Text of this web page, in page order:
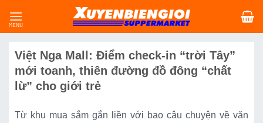
content
Việt Nga Mall: Điểm check-in “trời Tây”
mới toanh, thiên đường đồ đông “chất
lừ” cho giới trẻ
Từ khu mua sắm gắn liền với bao câu chuyện về văn